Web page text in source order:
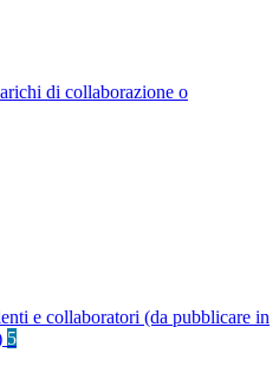
di collaborazione o
e collaboratori (da pubblicare in
5